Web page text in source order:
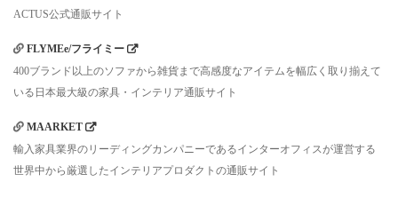
ACTUS公式通販サイト
FLYMEe/フライミー
400ブランド以上のソファから雑貨まで高感度なアイテムを幅広く取り揃えて
いる日本最大級の家具・インテリア通販サイト
MAARKET
輸入家具業界のリーディングカンパニーであるインターオフィスが運営する
世界中から厳選したインテリアプロダクトの通販サイト